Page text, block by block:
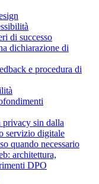
di successo
dichiarazione di
e procedura di
privacy sin dalla
servizio digitale
quando necessario
architettura,
DPO